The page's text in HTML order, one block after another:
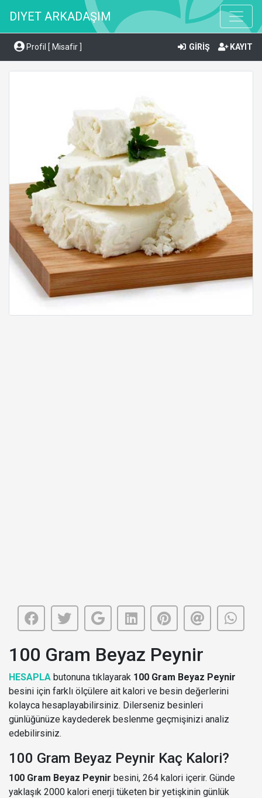
DIYET ARKADAŞIM
Profil [ Misafir ] GİRİŞ KAYIT
100 Gram Beyaz Peynir
HESAPLA butonuna tıklayarak 100 Gram Beyaz Peynir
besini için farklı ölçülere ait kalori ve besin değerlerini
kolayca hesaplayabilirsiniz. Dilerseniz besinleri
günlüğünüze kaydederek beslenme geçmişinizi analiz
edebilirsiniz.
100 Gram Beyaz Peynir Kaç Kalori?
100 Gram Beyaz Peynir besini, 264 kalori içerir. Günde
yaklaşık 2000 kalori enerji tüketen bir yetişkinin günlük